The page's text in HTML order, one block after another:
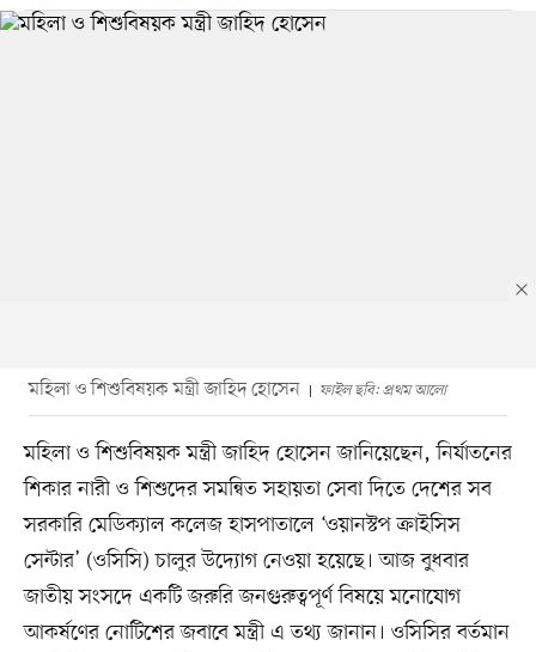
মহিলা ও শিশুবিষয়ক মন্ত্রী জাহিদ হোসেন ফাইল ছবি: প্রথম আলো
মহিলা ও শিশুবিষয়ক মন্ত্রী জাহিদ হোসেন জানিয়েছেন, নির্যাতনের
শিকার নারী ও শিশুদের সমন্বিত সহায়তা সেবা দিতে দেশের সব
সরকারি মেডিক্যাল কলেজ হাসপাতালে ‘ওয়ানস্টপ ক্রাইসিস
সেন্টার’ (ওসিসি) চালুর উদ্যোগ নেওয়া হয়েছে। আজ বুধবার
জাতীয় সংসদে একটি জরুরি জনগুরুত্বপূর্ণ বিষয়ে মনোযোগ
আকর্ষণের নোটিশের জবাবে মন্ত্রী এ তথ্য জানান। ওসিসির বর্তমান